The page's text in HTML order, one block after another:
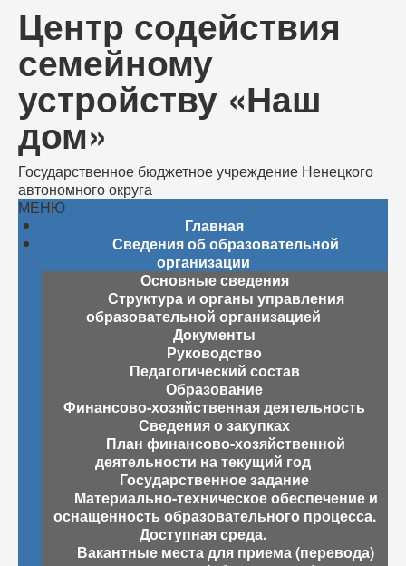
Центр содействия
семейному
устройству «Наш
дом»
Государственное бюджетное учреждение Ненецкого
автономного округа
МЕНЮ
Главная
Сведения об образовательной
организации
Основные сведения
Структура и органы управления
образовательной организацией
Документы
Руководство
Педагогический состав
Образование
Финансово-хозяйственная деятельность
Сведения о закупках
План финансово-хозяйственной
деятельности на текущий год
Государственное задание
Материально-техническое обеспечение и
оснащенность образовательного процесса.
Доступная среда.
Вакантные места для приема (перевода)